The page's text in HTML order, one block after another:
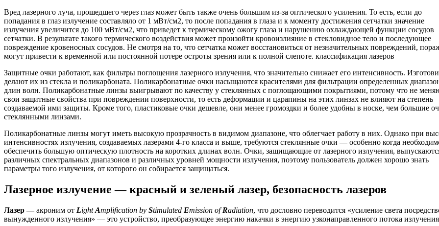
Вред лазерного луча, прошедшего через глаз может быть также очень большим из-за оптического усиления. То есть, если до
попадания в глаз излучение составляло от 1 мВт/см2, то после попадания в глаза и к моменту достижения сетчатки значение
излучения увеличится до 100 мВт/см2, что приведет к термическому ожогу глаза и нарушению охлаждающей функции сосудов
сетчатки. В результате такого термического воздействия может произойти кровоизлияние в стекловидное тело и последующее
повреждение кровеносных сосудов. Не смотря на то, что сетчатка может восстановиться от незначительных повреждений,
могут привести к временной или постоянной потере остроты зрения или к полной слепоте. классификация лазеров
Защитные очки работают, как фильтры поглощения лазерного излучения, что значительно снижает его интенсивность.
делают их из стекла и поликарбоната. Поликарбонатные очки насыщаются красителями для фильтрации определенных
длин волн. Поликарбонатные линзы выигрывают по качеству у стеклянных с поглощающими покрытиями, потому что не
свои защитные свойства при повреждении поверхности, то есть деформации и царапины на этих линзах не влияют на степень
создаваемой ими защиты. Кроме того, пластиковые очки дешевле, они менее громоздки и более удобны в носке, чем большие
стеклянными линзами.
Поликарбонатные линзы могут иметь высокую прозрачность в видимом диапазоне, что облегчает работу в них. Однако при
интенсивностях излучения, создаваемых лазерами 4-го класса и выше, требуются стеклянные очки — особенно когда
обеспечить большую оптическую плотность на коротких длинах волн. Очки, защищающие от лазерного излучения,
различных спектральных диапазонов и различных уровней мощности излучения, поэтому пользователь должен хорошо знать
параметры того излучения, от которого он собирается защищаться.
Лазерное излучение — красный и зеленый лазер, безопасность лазеров
Лазер —акроним от LightAmplification by Stimulated Emission ofRadiation, что дословно переводится «усиление света
вынужденного излучения» — это устройство, преобразующее энергию накачки в энергию узконаправленного потока